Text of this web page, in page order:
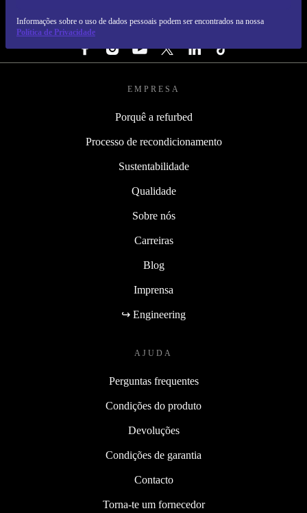
Política de Privacidade
REFURBED PORTUGAL - RETHINK NEW.
SEGUE-NOS
EMPRESA
Porquê a refurbed
Processo de recondicionamento
Sustentabilidade
Qualidade
Sobre nós
Carreiras
Blog
Imprensa
AJUDA
Perguntas frequentes
Condições do produto
Devoluções
Condições de garantia
Contacto